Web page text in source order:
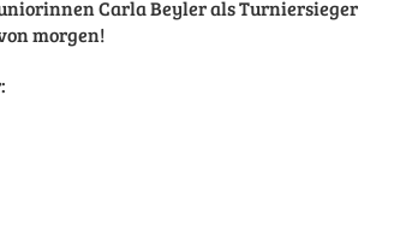
Carla Beyler als Turniersieger
morgen!